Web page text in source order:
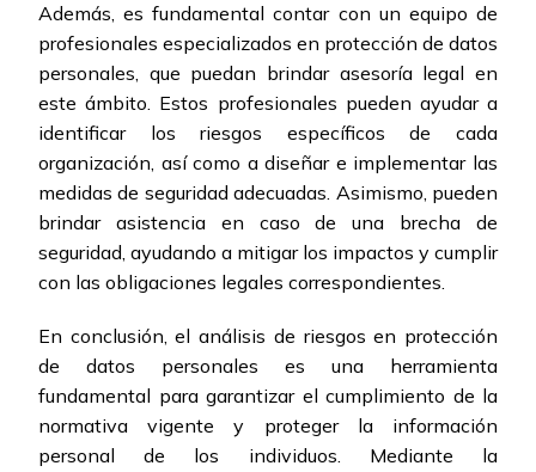
Además, es fundamental contar con un equipo de
profesionales especializados en protección de datos
personales, que puedan brindar asesoría legal en
este ámbito. Estos profesionales pueden ayudar a
identificar los riesgos específicos de cada
organización, así como a diseñar e implementar las
medidas de seguridad adecuadas. Asimismo, pueden
brindar asistencia en caso de una brecha de
seguridad, ayudando a mitigar los impactos y cumplir
con las obligaciones legales correspondientes.
En conclusión, el análisis de riesgos en protección
de datos personales es una herramienta
fundamental para garantizar el cumplimiento de la
normativa vigente y proteger la información
personal de los individuos. Mediante la